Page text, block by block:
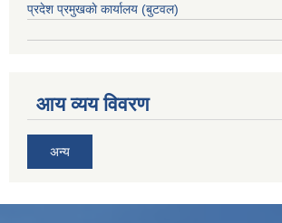
प्रदेश प्रमुखकाे कार्यालय (बुटवल)
आय व्यय विवरण
अन्य